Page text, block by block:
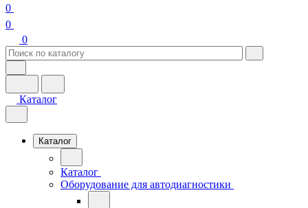
0
0
0
Каталог
Каталог
Каталог
Оборудование для автодиагностики